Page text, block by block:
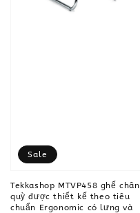
Sale
Tekkashop MTVP458 ghế chân
quỳ được thiết kế theo tiêu
chuẩn Ergonomic có lưng và